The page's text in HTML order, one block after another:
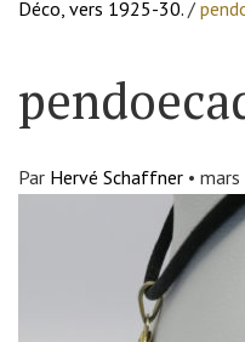
Déco, vers 1925-30. /
Par Hervé Schaffner •